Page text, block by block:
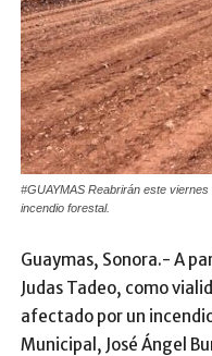
#GUAYMAS Reabrirán este
incendio forestal.
Guaymas, Sonora.- A
Judas Tadeo, como
afectado por un
Municipal, José Ángel